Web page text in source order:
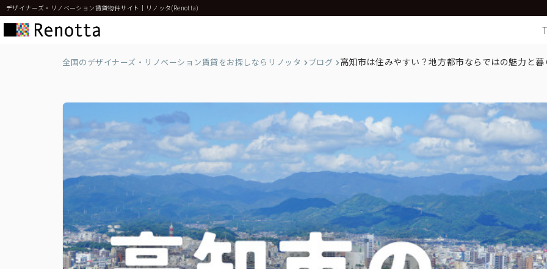
デザイナーズ・リノベーション賃貸物件サイト｜リノッタ(Renotta)
全国のデザイナーズ・リノベーション賃貸をお探しならリノッタ ブログ 高知市は住みやすい？地方都市ならではの魅力と